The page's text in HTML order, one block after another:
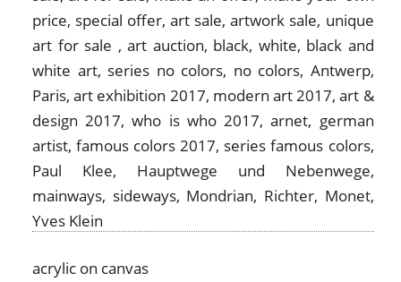
acrylic on canvas